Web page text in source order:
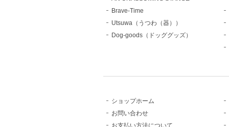
Brave-Time
Utsuwa（うつわ（器））
Dog-goods（ドッググッズ）
ショップホーム
お問い合わせ
お支払い方法について